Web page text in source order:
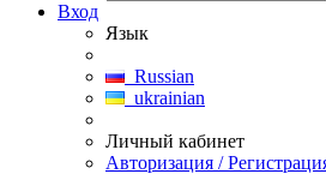
Вход
Язык
Russian
ukrainian
Личный кабинет
Авторизация /